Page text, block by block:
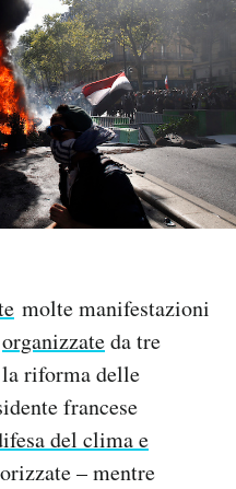
Mondiali calcio 2026
molte manifestazioni
organizzateda tre
riforma delle
francese
del clima e
– mentre